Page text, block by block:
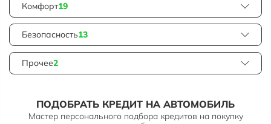
Комфорт19
Безопасность13
Прочее2
ПОДОБРАТЬ КРЕДИТ НА АВТОМОБИЛЬ
Мастер персонального подбора кредитов на покупку